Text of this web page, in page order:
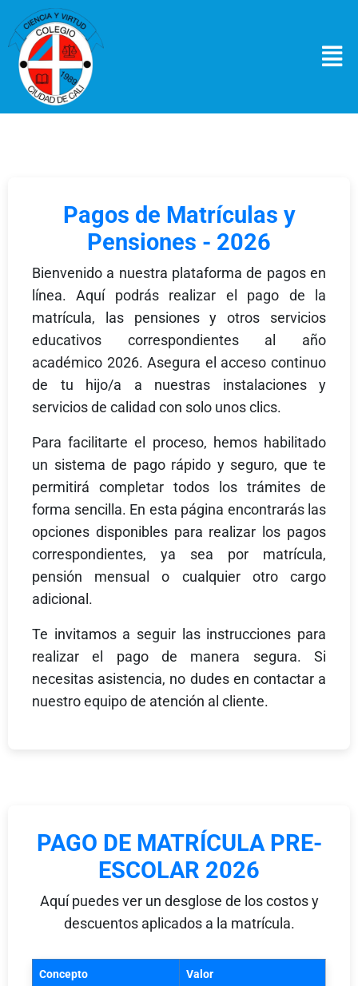
Pagos de Matrículas y
Pensiones - 2026
Bienvenido a nuestra plataforma de pagos en
línea. Aquí podrás realizar el pago de la
matrícula, las pensiones y otros servicios
educativos correspondientes al año
académico 2026. Asegura el acceso continuo
de tu hijo/a a nuestras instalaciones y
servicios de calidad con solo unos clics.
Para facilitarte el proceso, hemos habilitado
un sistema de pago rápido y seguro, que te
permitirá completar todos los trámites de
forma sencilla. En esta página encontrarás las
opciones disponibles para realizar los pagos
correspondientes, ya sea por matrícula,
pensión mensual o cualquier otro cargo
adicional.
Te invitamos a seguir las instrucciones para
realizar el pago de manera segura. Si
necesitas asistencia, no dudes en contactar a
nuestro equipo de atención al cliente.
PAGO DE MATRÍCULA PRE-
ESCOLAR 2026
Aquí puedes ver un desglose de los costos y
descuentos aplicados a la matrícula.
Concepto Valor